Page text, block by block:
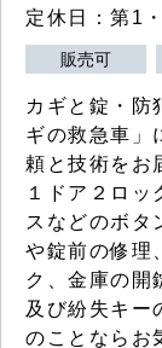
定休日：第1
販売可
カギと錠・防
ギの救急車」
頼と技術をお
１ドア２ロッ
スなどのボタ
や錠前の修理
ク、金庫の開
及び紛失キー
のことならお